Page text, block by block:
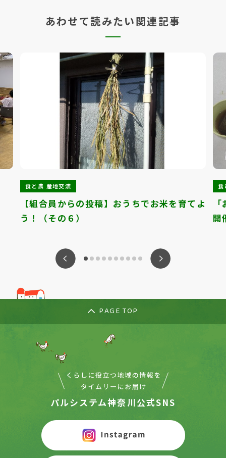
あわせて読みたい関連記事
食と農 産地交流
【組合員からの投稿】おうちでお米を育てよ
う！（その６）
食
開
PAGE TOP
パルシステム神奈川公式SNS